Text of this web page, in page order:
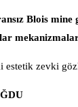
Blois
estetik zevki